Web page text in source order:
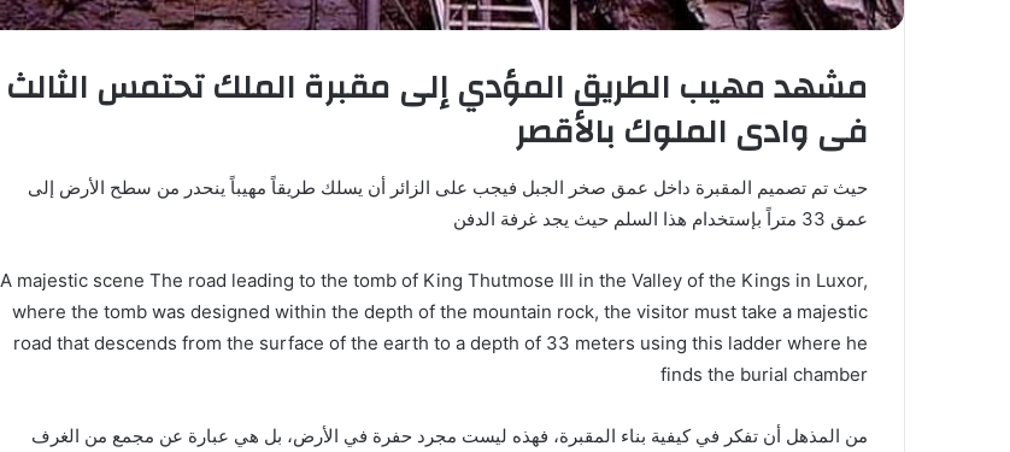
مشهد مهيب الطريق المؤدي إلى مقبرة الملك تحتمس الثالث
فى وادى الملوك بالأقصر
حيث تم تصميم المقبرة داخل عمق صخر الجبل فيجب على الزائر أن يسلك طريقاً مهيباً ينحدر من سطح الأرض إلى
عمق 33 متراً بإستخدام هذا السلم حيث يجد غرفة الدفن
A majestic scene The road leading to the tomb of King Thutmose III in the Valley of the Kings in Luxor,
where the tomb was designed within the depth of the mountain rock, the visitor must take a majestic
road that descends from the surface of the earth to a depth of 33 meters using this ladder where he
finds the burial chamber
من المذهل أن تفكر في كيفية بناء المقبرة، فهذه ليست مجرد حفرة في الأرض، بل هي عبارة عن مجمع من الغرف